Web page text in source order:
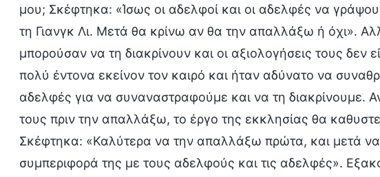
μου; Σκέφτηκα: «Ίσως οι αδελφοί και οι αδελφές να
τη Γιανγκ Λι. Μετά θα κρίνω αν θα την απαλλάξω ή όχι».
μπορούσαν να τη διακρίνουν και οι αξιολογήσεις τους
πολύ έντονα εκείνον τον καιρό και ήταν αδύνατο να
αδελφές για να συναναστραφούμε και να τη διακρίνουμε.
τους πριν την απαλλάξω, το έργο της εκκλησίας θα
Σκέφτηκα: «Καλύτερα να την απαλλάξω πρώτα, και μετά
συμπεριφορά της με τους αδελφούς και τις αδελφές».